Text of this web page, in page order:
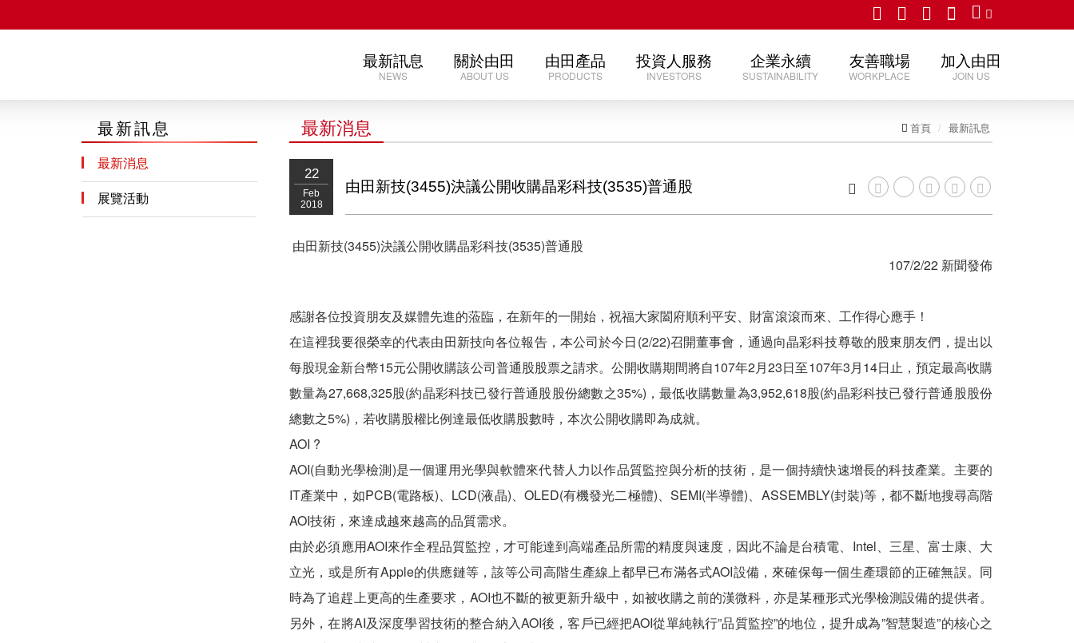
由田新技股份有限公司
最新訊息
NEWS
關於由田
ABOUT US
由田產品
PRODUCTS
投資人服務
INVESTORS
企業永續
SUSTAINABILITY
友善職場
WORKPLACE
加入由田
JOIN US
首頁 最新訊息
最新訊息
最新消息
展覽活動
最新消息
由田新技(3455)決議公開收購晶彩科技(3535)普通股
22
Feb
2018
由田新技(3455)決議公開收購晶彩科技(3535)普通股
107/2/22 新聞發佈
感謝各位投資朋友及媒體先進的蒞臨，在新年的一開始，祝福大家闔府順利平安、財富滾滾而來、工作得心應手！
在這裡我要很榮幸的代表由田新技向各位報告，本公司於今日(2/22)召開董事會，通過向晶彩科技尊敬的股東朋友們，提出以
每股現金新台幣15元公開收購該公司普通股股票之請求。公開收購期間將自107年2月23日至107年3月14日止，預定最高收購
數量為27,668,325股(約晶彩科技已發行普通股股份總數之35%)，最低收購數量為3,952,618股(約晶彩科技已發行普通股股份
總數之5%)，若收購股權比例達最低收購股數時，本次公開收購即為成就。
AOI ?
AOI(自動光學檢測)是一個運用光學與軟體來代替人力以作品質監控與分析的技術，是一個持續快速增長的科技產業。主要的
IT產業中，如PCB(電路板)、LCD(液晶)、OLED(有機發光二極體)、SEMI(半導體)、ASSEMBLY(封裝)等，都不斷地搜尋高階
AOI技術，來達成越來越高的品質需求。
由於必須應用AOI來作全程品質監控，才可能達到高端產品所需的精度與速度，因此不論是台積電、Intel、三星、富士康、大
立光，或是所有Apple的供應鏈等，該等公司高階生產線上都早已布滿各式AOI設備，來確保每一個生產環節的正確無誤。同
時為了追趕上更高的生產要求，AOI也不斷的被更新升級中，如被收購之前的漢微科，亦是某種形式光學檢測設備的提供者。
另外，在將AI及深度學習技術的整合納入AOI後，客戶已經把AOI從單純執行”品質監控”的地位，提升成為”智慧製造”的核心之